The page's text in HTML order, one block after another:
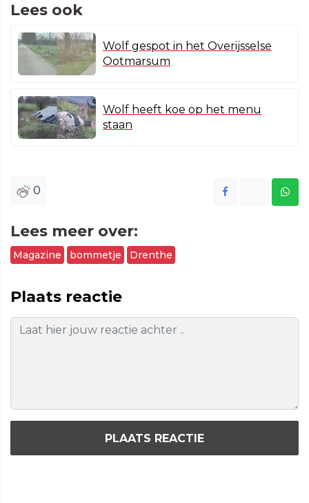
Lees ook
Wolf gespot in het Overijsselse
Ootmarsum
Wolf heeft koe op het menu
staan
0
Lees meer over:
Magazine bommetje Drenthe
Plaats reactie
PLAATS REACTIE